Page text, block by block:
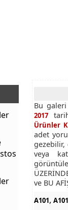
Bu
2017
Ürünler
adet
gezebilir,
veya
ve BU
A101,